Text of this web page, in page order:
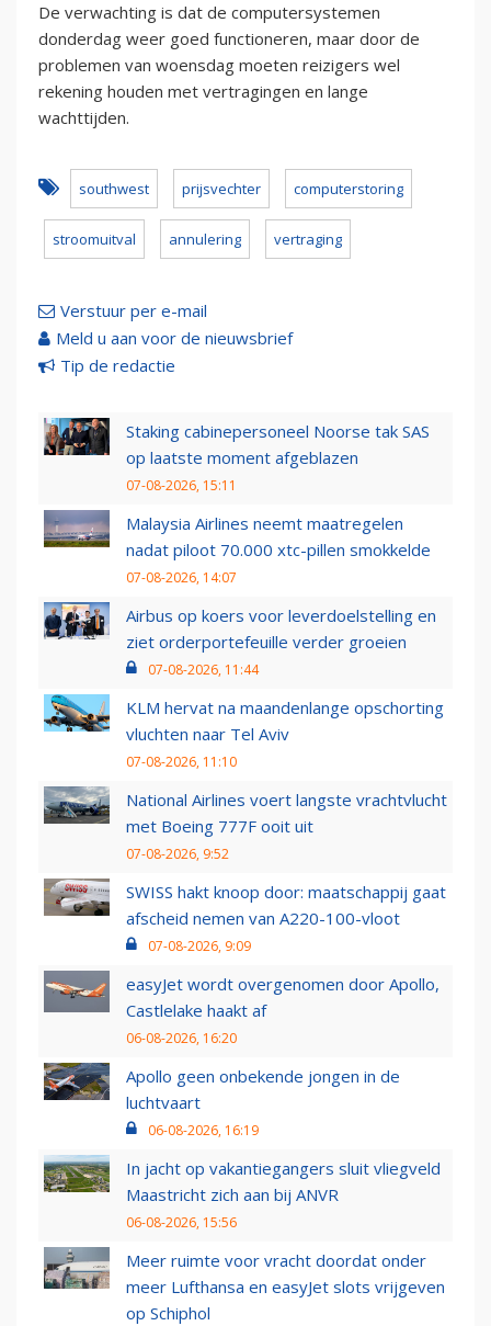
De verwachting is dat de computersystemen
donderdag weer goed functioneren, maar door de
problemen van woensdag moeten reizigers wel
rekening houden met vertragingen en lange
wachttijden.
southwest prijsvechter computerstoring
stroomuitval annulering vertraging
Verstuur per e-mail
Meld u aan voor de nieuwsbrief
Tip de redactie
Staking cabinepersoneel Noorse tak SAS
op laatste moment afgeblazen
07-08-2026, 15:11
Malaysia Airlines neemt maatregelen
nadat piloot 70.000 xtc-pillen smokkelde
07-08-2026, 14:07
Airbus op koers voor leverdoelstelling en
ziet orderportefeuille verder groeien
07-08-2026, 11:44
KLM hervat na maandenlange opschorting
vluchten naar Tel Aviv
07-08-2026, 11:10
National Airlines voert langste vrachtvlucht
met Boeing 777F ooit uit
07-08-2026, 9:52
SWISS hakt knoop door: maatschappij gaat
afscheid nemen van A220-100-vloot
07-08-2026, 9:09
easyJet wordt overgenomen door Apollo,
Castlelake haakt af
06-08-2026, 16:20
Apollo geen onbekende jongen in de
luchtvaart
06-08-2026, 16:19
In jacht op vakantiegangers sluit vliegveld
Maastricht zich aan bij ANVR
06-08-2026, 15:56
Meer ruimte voor vracht doordat onder
meer Lufthansa en easyJet slots vrijgeven
op Schiphol